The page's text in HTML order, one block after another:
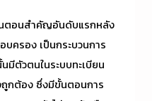
ตอนสำคัญอันดับแรกหลัง
ครอง เป็นกระบวนการ
ตัวตนในระบบทะเบียน
กต้อง ซึ่งมีขั้นตอนการ